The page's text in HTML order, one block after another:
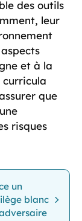
des outils
leur
et à la
que
risques
un
blanc